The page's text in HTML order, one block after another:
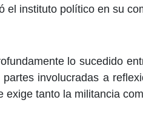
el instituto político en su
lo sucedido
involucradas a
exige tanto la militancia